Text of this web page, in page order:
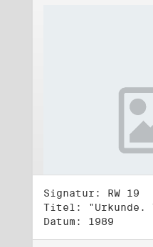
Signatur: RW 19
Titel: "Urkunde.
Datum: 1989